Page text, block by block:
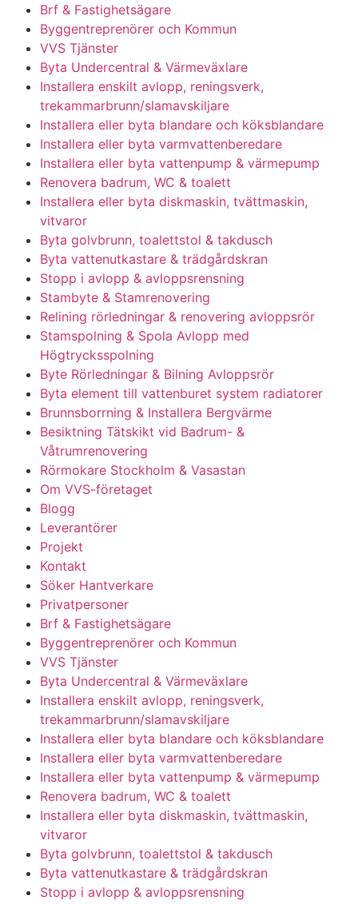
Brf & Fastighetsägare
Byggentreprenörer och Kommun
VVS Tjänster
Byta Undercentral & Värmeväxlare
Installera enskilt avlopp, reningsverk,
trekammarbrunn/slamavskiljare
Installera eller byta blandare och köksblandare
Installera eller byta varmvattenberedare
Installera eller byta vattenpump & värmepump
Renovera badrum, WC & toalett
Installera eller byta diskmaskin, tvättmaskin,
vitvaror
Byta golvbrunn, toalettstol & takdusch
Byta vattenutkastare & trädgårdskran
Stopp i avlopp & avloppsrensning
Stambyte & Stamrenovering
Relining rörledningar & renovering avloppsrör
Stamspolning & Spola Avlopp med
Högtrycksspolning
Byte Rörledningar & Bilning Avloppsrör
Byta element till vattenburet system radiatorer
Brunnsborrning & Installera Bergvärme
Besiktning Tätskikt vid Badrum- &
Våtrumrenovering
Rörmokare Stockholm & Vasastan
Om VVS-företaget
Blogg
Leverantörer
Projekt
Kontakt
Söker Hantverkare
Privatpersoner
Brf & Fastighetsägare
Byggentreprenörer och Kommun
VVS Tjänster
Byta Undercentral & Värmeväxlare
Installera enskilt avlopp, reningsverk,
trekammarbrunn/slamavskiljare
Installera eller byta blandare och köksblandare
Installera eller byta varmvattenberedare
Installera eller byta vattenpump & värmepump
Renovera badrum, WC & toalett
Installera eller byta diskmaskin, tvättmaskin,
vitvaror
Byta golvbrunn, toalettstol & takdusch
Byta vattenutkastare & trädgårdskran
Stopp i avlopp & avloppsrensning